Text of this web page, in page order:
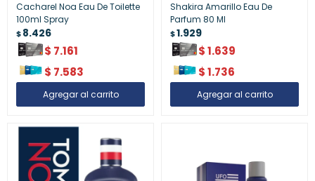
Cacharel Noa Eau De Toilette
100ml Spray
$8.426
$ 7.161
$ 7.583
Shakira Amarillo Eau De
Parfum 80 Ml
$1.929
$1.639
$1.736